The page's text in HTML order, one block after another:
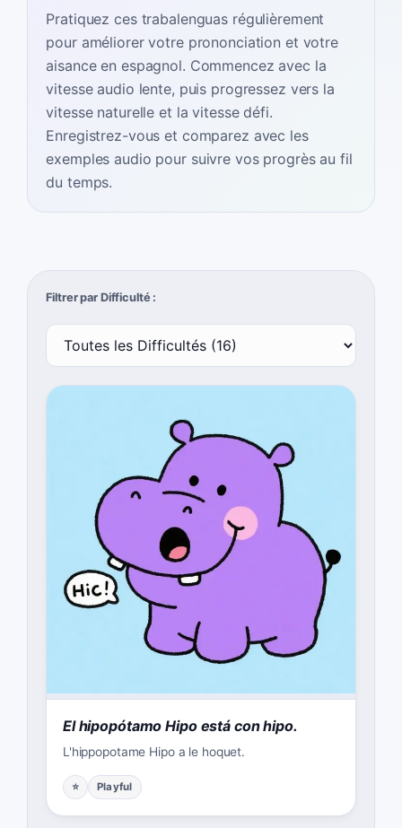
Pratiquez ces trabalenguas régulièrement
pour améliorer votre prononciation et votre
aisance en espagnol. Commencez avec la
vitesse audio lente, puis progressez vers la
vitesse naturelle et la vitesse défi.
Enregistrez-vous et comparez avec les
exemples audio pour suivre vos progrès au fil
du temps.
Filtrer par Difficulté :
El hipopótamo Hipo está con hipo.
L'hippopotame Hipo a le hoquet.
⭐ Playful